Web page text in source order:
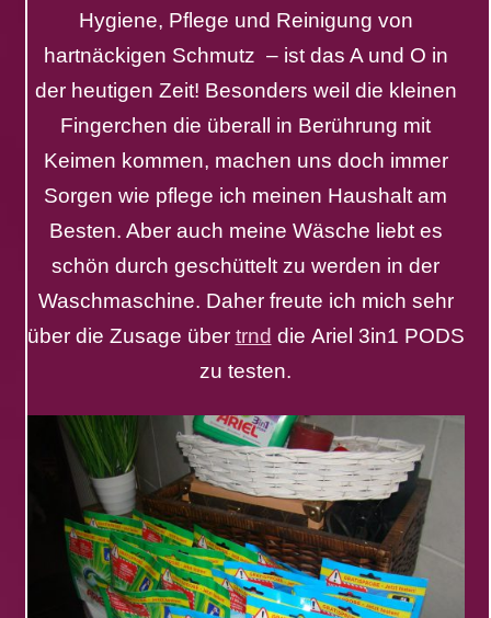
Hygiene, Pflege und Reinigung von
hartnäckigen Schmutz – ist das A und O in
der heutigen Zeit! Besonders weil die kleinen
Fingerchen die überall in Berührung mit
Keimen kommen, machen uns doch immer
Sorgen wie pflege ich meinen Haushalt am
Besten. Aber auch meine Wäsche liebt es
schön durch geschüttelt zu werden in der
Waschmaschine. Daher freute ich mich sehr
über die Zusage über trnd die Ariel 3in1 PODS
zu testen.